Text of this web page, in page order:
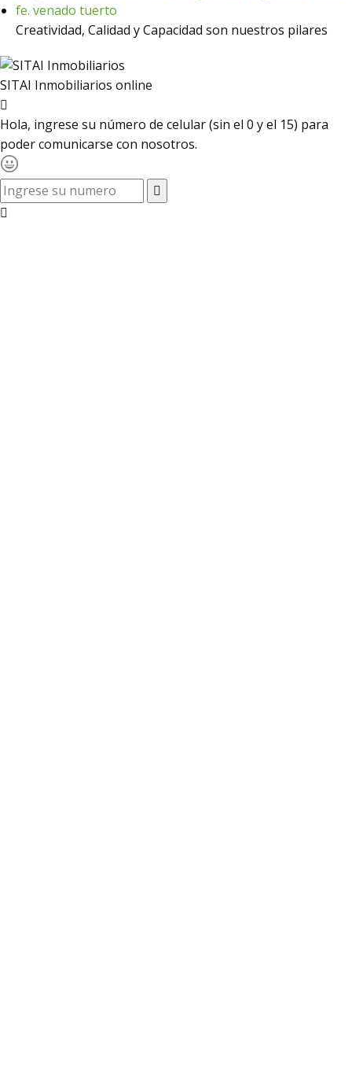
Creatividad, Calidad y Capacidad son nuestros pilares
SITAI Inmobiliarios online
Hola, ingrese su número de celular (sin el 0 y el 15) para
poder comunicarse con nosotros.